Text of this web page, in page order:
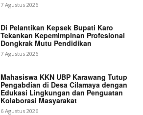
7 Agustus 2026
Di Pelantikan Kepsek Bupati Karo
Tekankan Kepemimpinan Profesional
Dongkrak Mutu Pendidikan
7 Agustus 2026
Mahasiswa KKN UBP Karawang Tutup
Pengabdian di Desa Cilamaya dengan
Edukasi Lingkungan dan Penguatan
Kolaborasi Masyarakat
6 Agustus 2026